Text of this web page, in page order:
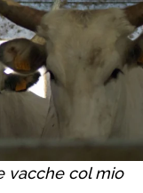
vacche col mio